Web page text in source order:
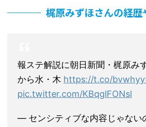
梶原みずほさんの経歴
報ステ解説に朝日新聞・梶原
から水・木 https://t.co/
pic.twitter.com/KBqglFONsl
— センシティブな内容じゃない